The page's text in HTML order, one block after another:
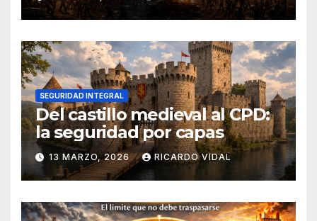
SEGURIDAD INTEGRAL
Del castillo medieval al CPD:
la seguridad por capas
13 MARZO, 2026 RICARDO VIDAL